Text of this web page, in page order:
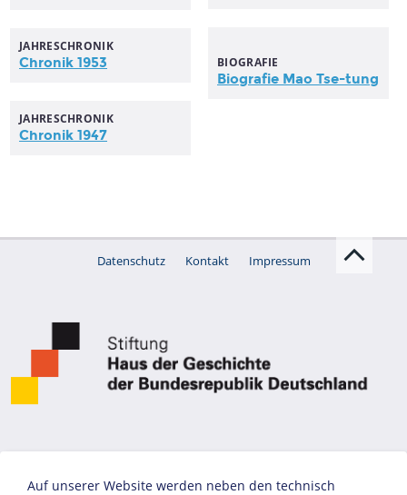
BIOGRAFIE
Biografie Mao Tse-tung
JAHRESCHRONIK
Chronik 1953
JAHRESCHRONIK
Chronik 1947
Datenschutz Kontakt Impressum
Auf unserer Website werden neben den technisch